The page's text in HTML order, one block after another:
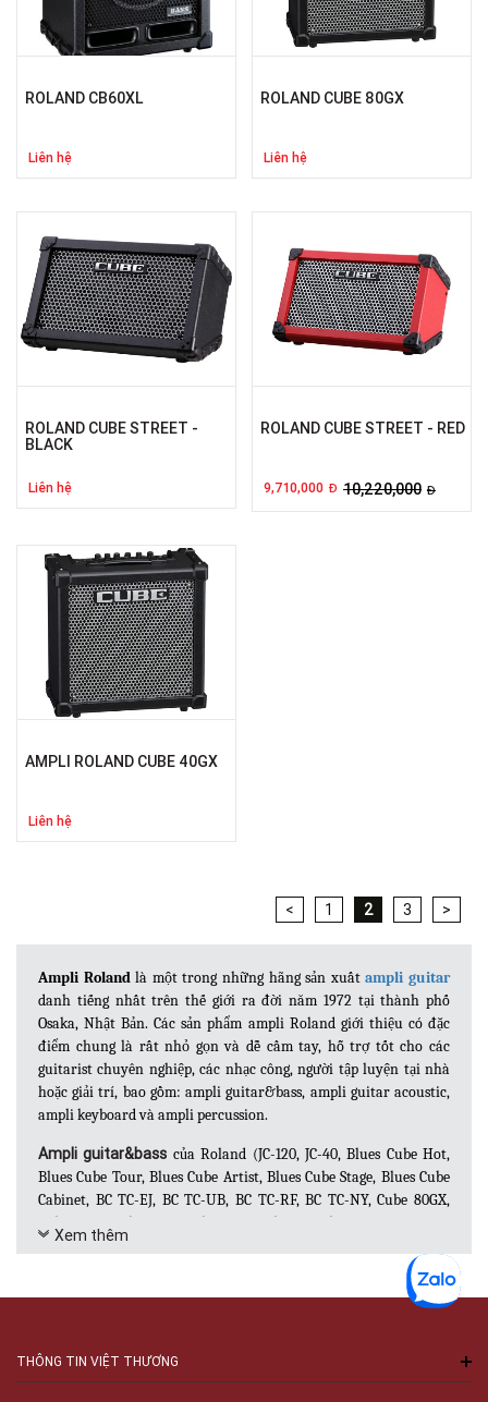
ROLAND CB60XL
Liên hệ
ROLAND CUBE 80GX
Liên hệ
ROLAND CUBE STREET -
BLACK
Liên hệ
ROLAND CUBE STREET - RED
9,710,000 Đ 10,220,000 Đ
AMPLI ROLAND CUBE 40GX
Liên hệ
< 1 2 3 >
Ampli Rolandlà một trong những hãng sản xuấtampli guitar
danh tiếng nhất trên thế giới ra đời năm 1972 tại thành phố
Osaka, Nhật Bản. Các sản phẩm ampli Roland giới thiệu có đặc
điểm chung là rất nhỏ gọn và dễ cầm tay, hỗ trợ tốt cho các
guitarist chuyên nghiệp, các nhạc công, người tập luyện tại nhà
hoặc giải trí, bao gồm: ampli guitar&bass, ampli guitar acoustic,
ampli keyboard và ampli percussion.
Ampli guitar&bass của Roland (JC-120, JC-40, Blues Cube Hot,
Blues Cube Tour, Blues Cube Artist, Blues Cube Stage, Blues Cube
Cabinet, BC TC-EJ, BC TC-UB, BC TC-RF, BC TC-NY, Cube 80GX,
Cube RX, Cube Lite….) là một trong số ít guitar amp được ví như
huyền thoại bởi các dòng sản phẩm này thể hiện ưu điểm nổi bật,
đó chính là nó đạt tới chuẩn mực âm tiếng sạch, giai điệu phong
Ampli guitar acoustic
thị trường hiện nay, thế nhưng rất ít trong số đó có được âm
Xem thêm
THÔNG TIN VIỆT THƯƠNG